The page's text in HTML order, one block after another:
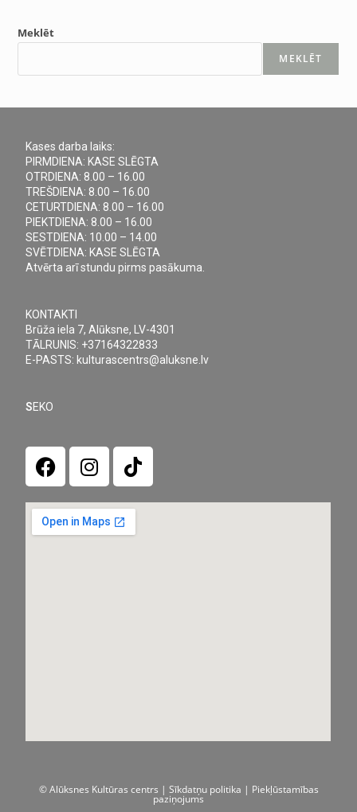
Meklēt
MEKLĒT
Kases darba laiks:
PIRMDIENA: KASE SLĒGTA
OTRDIENA: 8.00 – 16.00
TREŠDIENA: 8.00 – 16.00
CETURTDIENA: 8.00 – 16.00
PIEKTDIENA: 8.00 – 16.00
SESTDIENA: 10.00 – 14.00
SVĒTDIENA: KASE SLĒGTA
Atvērta arī stundu pirms pasākuma.
KONTAKTI
Brūža iela 7, Alūksne, LV-4301
TĀLRUNIS: +37164322833
E-PASTS: kulturascentrs@aluksne.lv
SEKO
© Alūksnes Kultūras centrs | Sīkdatņu politika | Piekļūstamības
paziņojums